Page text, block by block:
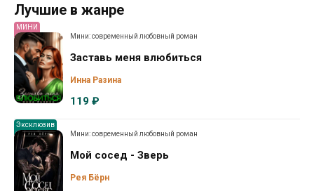
Лучшие в жанре
МИНИ
Мини: современный любовный роман
Заставь меня влюбиться
Инна Разина
119 ₽
Эксклюзив
Мини: современный любовный роман
Мой сосед - Зверь
Рея Бёрн